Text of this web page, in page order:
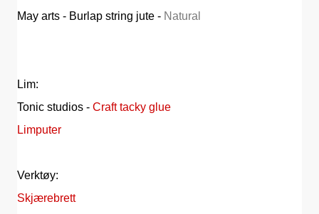
May arts - Burlap string jute - Natural
Lim:
Tonic studios - Craft tacky glue
Limputer
Verktøy:
Skjærebrett